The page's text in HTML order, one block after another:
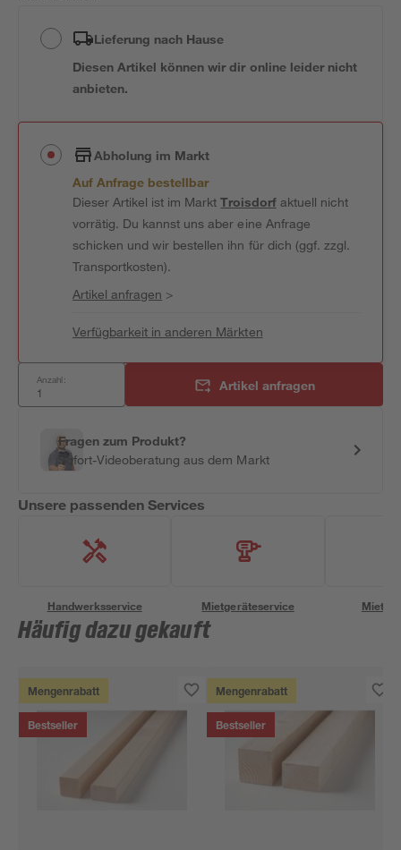
Lieferung nach Hause
Diesen Artikel können wir dir online leider nicht
anbieten.
Abholung im Markt
Auf Anfrage bestellbar
Dieser Artikel ist im MarktTroisdorfaktuell nicht
vorrätig. Du kannst uns aber eine Anfrage
schicken und wir bestellen ihn für dich (ggf. zzgl.
Transportkosten).
Artikel anfragen >
Verfügbarkeit in anderen Märkten
Anzahl: Artikel anfragen
Fragen zum Produkt?
Sofort-Videoberatung aus dem Markt
Unsere passenden Services
Handwerksservice Mietgeräteservice
Häufig dazu gekauft
Mengenrabatt
Bestseller
Mengenrabatt
Bestseller